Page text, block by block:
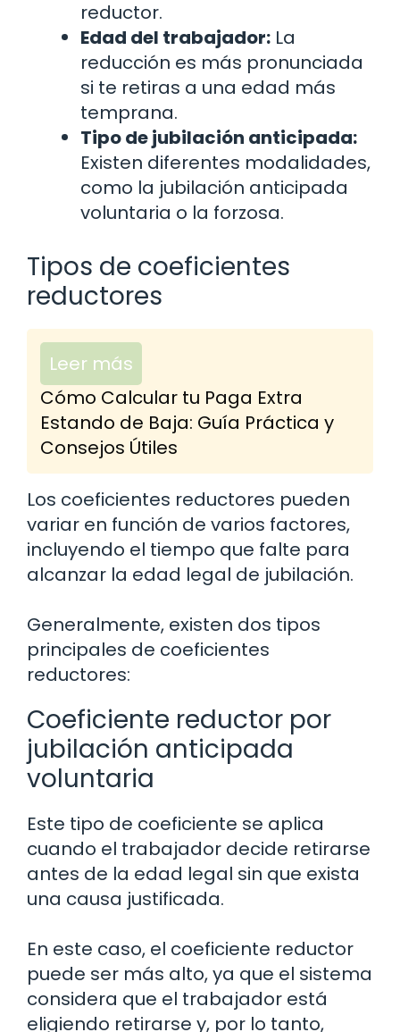
reductor.
Edad del trabajador: La
reducción es más pronunciada
si te retiras a una edad más
temprana.
Tipo de jubilación anticipada:
Existen diferentes modalidades,
como la jubilación anticipada
voluntaria o la forzosa.
Tipos de coeficientes
reductores
Leer más
Cómo Calcular tu Paga Extra
Estando de Baja: Guía Práctica y
Consejos Útiles
Los coeficientes reductores pueden
variar en función de varios factores,
incluyendo el tiempo que falte para
alcanzar la edad legal de jubilación.
Generalmente, existen dos tipos
principales de coeficientes
reductores:
Coeficiente reductor por
jubilación anticipada
voluntaria
Este tipo de coeficiente se aplica
cuando el trabajador decide retirarse
antes de la edad legal sin que exista
una causa justificada.
En este caso, el coeficiente reductor
puede ser más alto, ya que el sistema
considera que el trabajador está
eligiendo retirarse y, por lo tanto,